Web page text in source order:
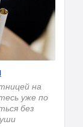
на
уже по
без